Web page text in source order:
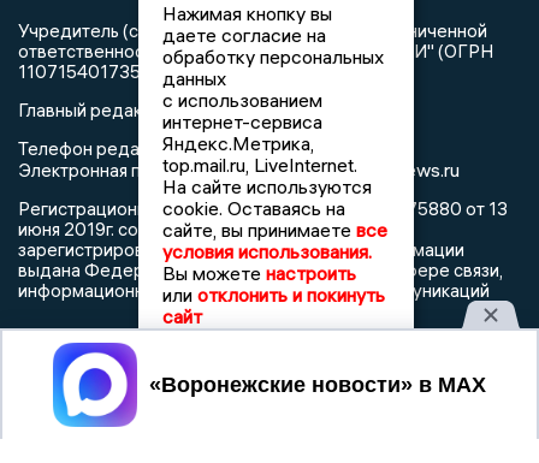
Учредитель (соучредители): Общество с ограниченной
ответственностью "РЕГИОНАЛЬНЫЕ НОВОСТИ" (ОГРН
1107154017354)
Главный редактор: Пирогов А.А.
Телефон редакции: +7 (473) 262 77 92
Электронная почта редакции:info@voronezhnews.ru
Регистрационный номер: серия Эл № ФС 77 - 75880 от 13
июня 2019г. согласно выписке из реестра
зарегистрированных средств массовой информации
выдана Федеральной службой по надзору в сфере связи,
информационных технологий и массовых коммуникаций
При использовании любого материала с данного сайта
гиперссылка на Сетевое издание «Воронежские новости»
Нажимая кнопку вы
даете согласие на
обработку персональных
данных
с использованием
интернет-сервиса
Яндекс.Метрика,
top.mail.ru, LiveInternet.
На сайте используются
cookie. Оставаясь на
сайте, вы принимаете все
условия использования.
Вы можете настроить
или отклонить и покинуть
сайт
Принять